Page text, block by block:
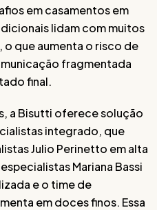
em casamentos em
lidam com muitos
que aumenta o risco de
fragmentada
final.
a Bisutti oferece solução
integrado, que
Julio Perinetto em alta
Mariana Bassi
e o time de
em doces finos. Essa